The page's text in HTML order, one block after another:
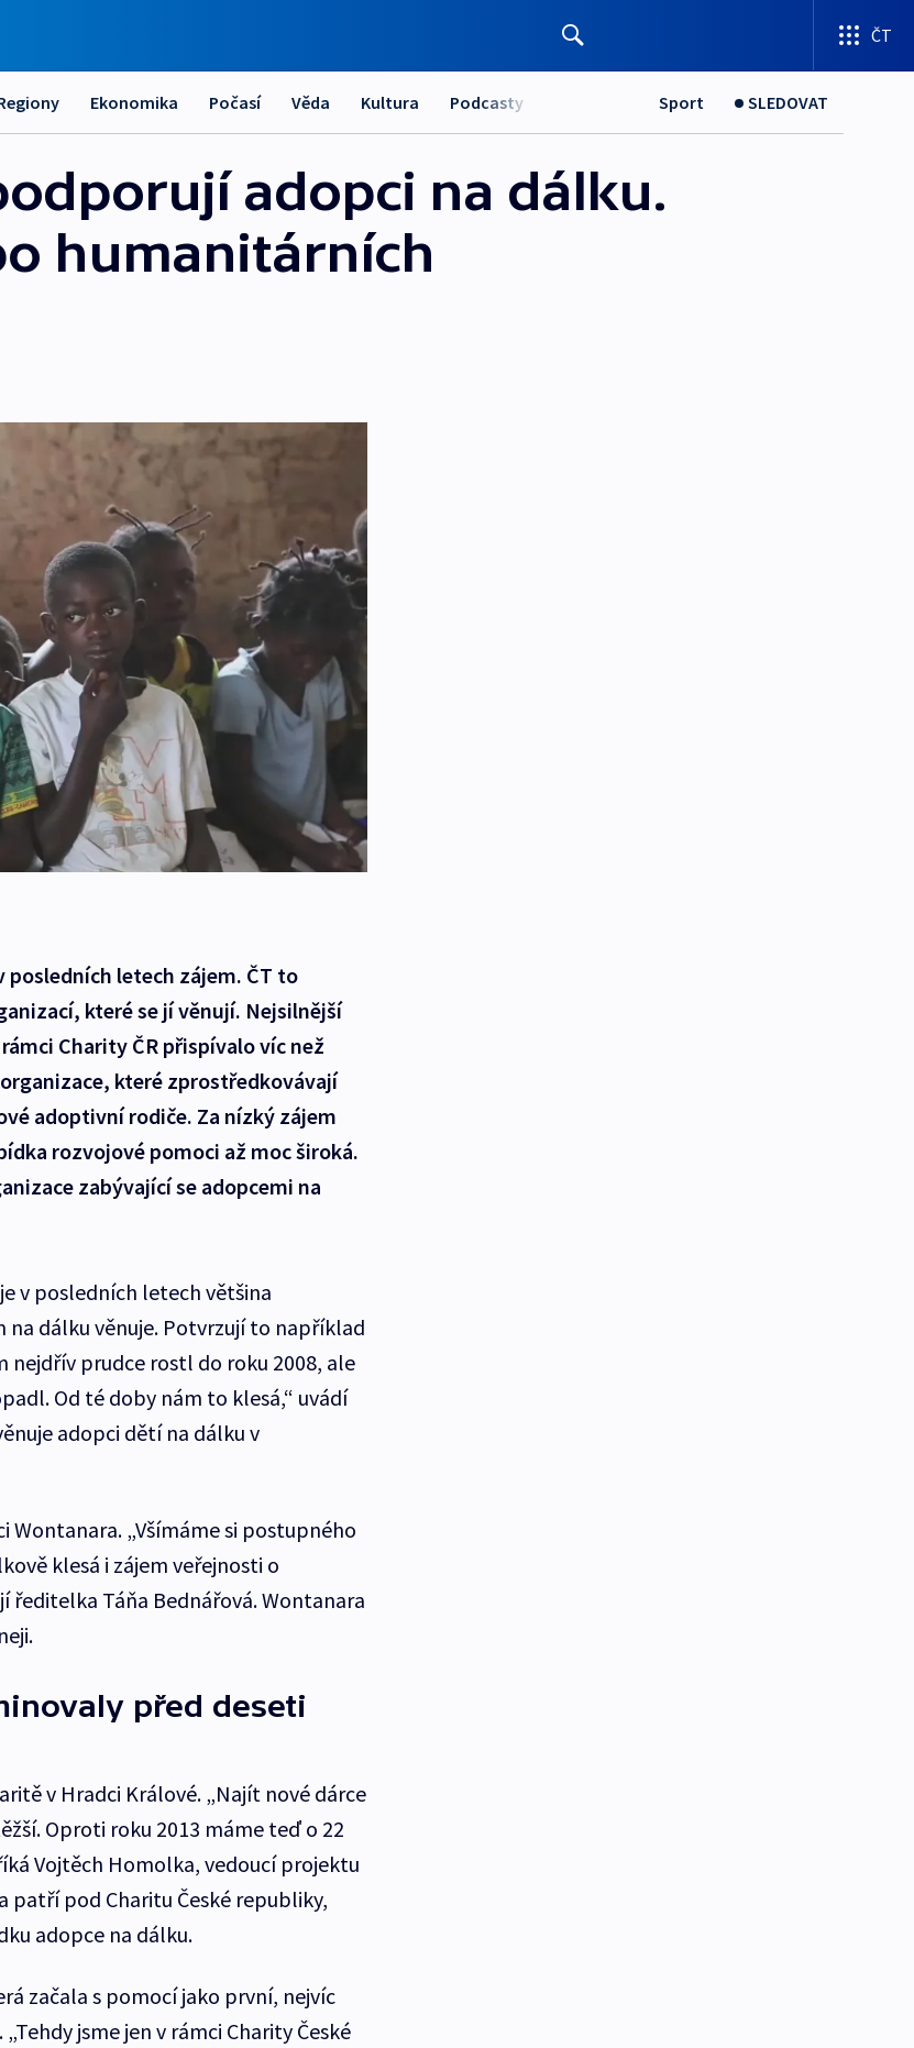
ČT
Ekonomika Počasí Věda Kultura Podcasty Sport SLEDOVAT
adopci na dálku.
humanitárních
posledních letech zájem. ČT to
které se jí věnují. Nejsilnější
Charity ČR přispívalo víc než
které zprostředkovávají
adoptivní rodiče. Za nízký zájem
rozvojové pomoci až moc široká.
zabývající se adopcemi na
v posledních letech většina
na dálku věnuje. Potvrzují to například
nejdřív prudce rostl do roku 2008, ale
Od té doby nám to klesá,“ uvádí
adopci dětí na dálku v
Wontanara. „Všímáme si postupného
klesá i zájem veřejnosti o
ředitelka Táňa Bednářová. Wontanara
před deseti
v Hradci Králové. „Najít nové dárce
Oproti roku 2013 máme teď o 22
Vojtěch Homolka, vedoucí projektu
patří pod Charitu České republiky,
adopce na dálku.
začala s pomocí jako první, nejvíc
jsme jen v rámci Charity České